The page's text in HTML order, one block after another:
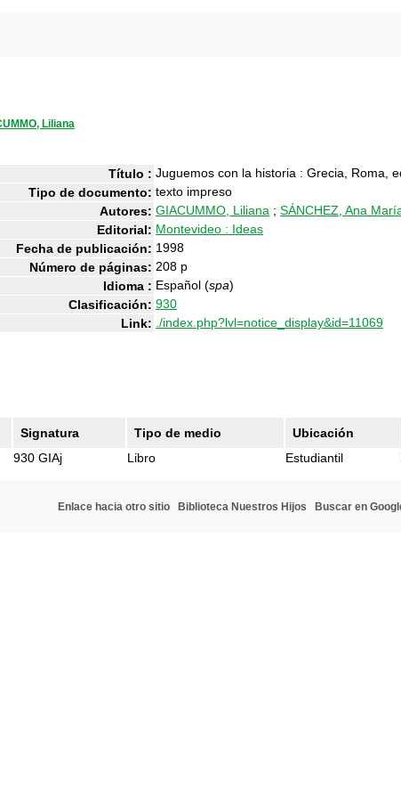
Liliana
Título : Juguemos con la historia : Grecia, Roma,
Tipo de documento: texto impreso
Autores: GIACUMMO, Liliana ; SÁNCHEZ, Ana
Editorial: Montevideo : Ideas
Fecha de publicación: 1998
Número de páginas: 208 p
Idioma : Español (spa)
Clasificación: 930
Link: ./index.php?lvl=notice_display&id=11069
Signatura Tipo de medio Ubicación
930 GIAj Libro Estudiantil
Enlace hacia otro sitio Biblioteca Nuestros Hijos Buscar en